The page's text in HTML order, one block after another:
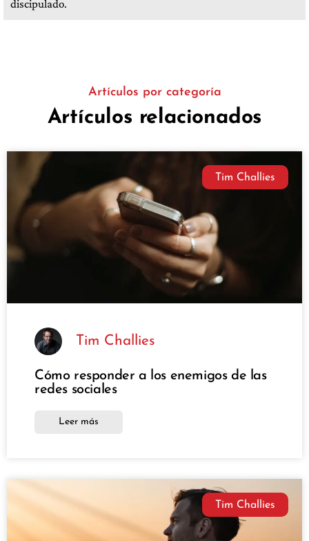
discipulado.
Artículos por categoría
Artículos relacionados
Tim Challies
Tim Challies
Cómo responder a los enemigos de las
redes sociales
Leer más
Tim Challies